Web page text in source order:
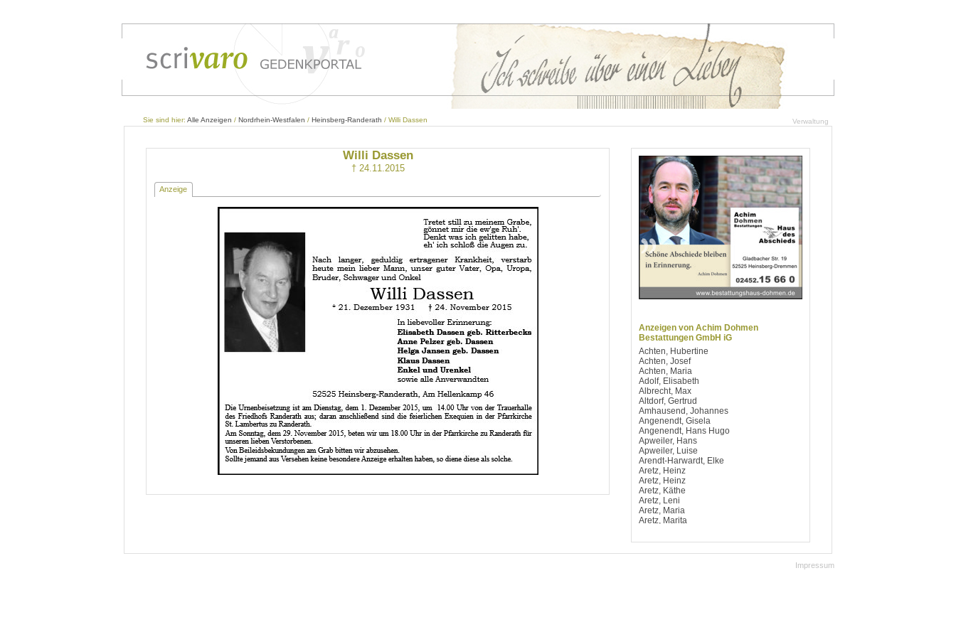
Verwaltung
Sie sind hier: Alle Anzeigen / Nordrhein-Westfalen / Heinsberg-Randerath / Willi Dassen
Willi Dassen
† 24.11.2015
Anzeige
Anzeigen von Achim Dohmen
Bestattungen GmbH iG
Achten, Hubertine
Achten, Josef
Achten, Maria
Adolf, Elisabeth
Albrecht, Max
Altdorf, Gertrud
Amhausend, Johannes
Angenendt, Gisela
Angenendt, Hans Hugo
Apweiler, Hans
Apweiler, Luise
Arendt-Harwardt, Elke
Aretz, Heinz
Aretz, Heinz
Aretz, Käthe
Aretz, Leni
Aretz, Maria
Aretz, Marita
Artelt, Notburga
Impressum